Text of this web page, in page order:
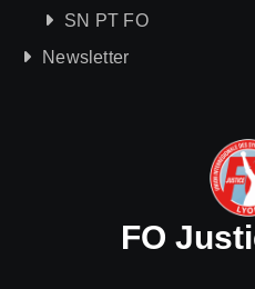
SN PT FO
Newsletter
FO